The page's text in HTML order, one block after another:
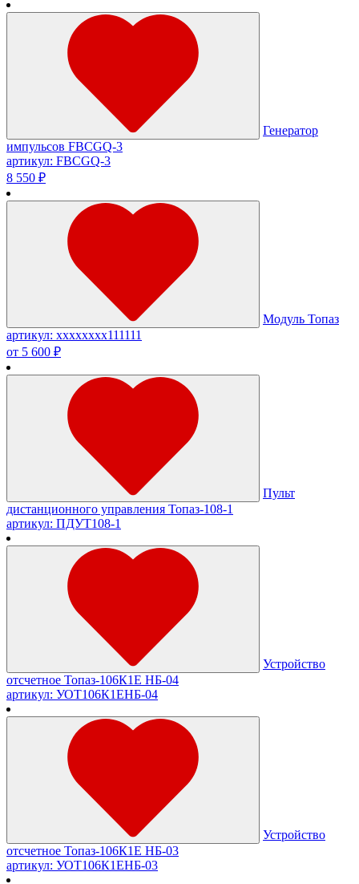
Генератор
импульсов FBCGQ-3
артикул: FBCGQ-3
8 550 ₽
Модуль Топаз
артикул: хххххххх111111
от 5 600 ₽
Пульт
дистанционного управления Топаз-108-1
артикул: ПДУТ108-1
Устройство
отсчетное Топаз-106К1Е НБ-04
артикул: УОТ106К1ЕНБ-04
Устройство
отсчетное Топаз-106К1Е НБ-03
артикул: УОТ106К1ЕНБ-03